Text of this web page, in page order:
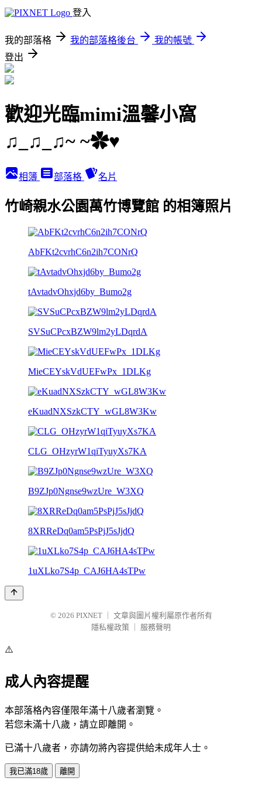
登入
我的部落格 我的部落格後台
我的帳號
登出
歡迎光臨mimi溫馨小窩
♫_♫_♫~ ~✿♥
相簿 部落格 名片
竹崎親水公園萬竹博覽館 的相簿照片
AbFKt2cvrhC6n2ih7CONrQ
tAvtadvOhxjd6by_Bumo2g
SVSuCPcxBZW9lm2yLDqrdA
MieCEYskVdUEFwPx_1DLKg
eKuadNXSzkCTY_wGL8W3Kw
CLG_OHzyrW1qiTyuyXs7KA
B9ZJp0Ngnse9wzUre_W3XQ
8XRReDq0am5PsPjJ5sJjdQ
1uXLko7S4p_CAJ6HA4sTPw
© 2026 PIXNET
文章與圖片權利屬原作者所有
隱私權政策
服務聲明
⚠️
成人內容提醒
本部落格內容僅限年滿十八歲者瀏覽。
若您未滿十八歲，請立即離開。
已滿十八歲者，亦請勿將內容提供給未成年人士。
我已滿18歲 離開